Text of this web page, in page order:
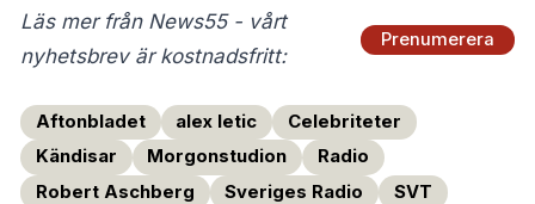
Läs mer från News55 - vårt
nyhetsbrev är kostnadsfritt:
Prenumerera
Aftonbladet alex letic
Celebriteter
Kändisar
Morgonstudion
Radio
Robert Aschberg
Sveriges Radio SVT